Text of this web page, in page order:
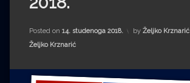
Impressum
Milenko Strižak
Drugi autori
Drugi autori
Posted on 14. studenoga 2018. by Željko Krznarić
Kategorije:
Željko Krznarić